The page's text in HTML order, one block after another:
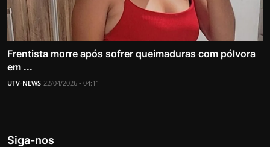
Frentista morre após sofrer queimaduras com pólvora
em ...
UTV-NEWS 22/04/2026 - 04:11
Siga-nos